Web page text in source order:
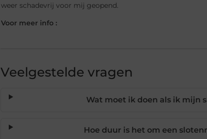
weer schadevrij voor mij geopend.
Voor meer info :
Veelgestelde vragen
Wat moet ik doen als ik mijn
Hoe duur is het om een